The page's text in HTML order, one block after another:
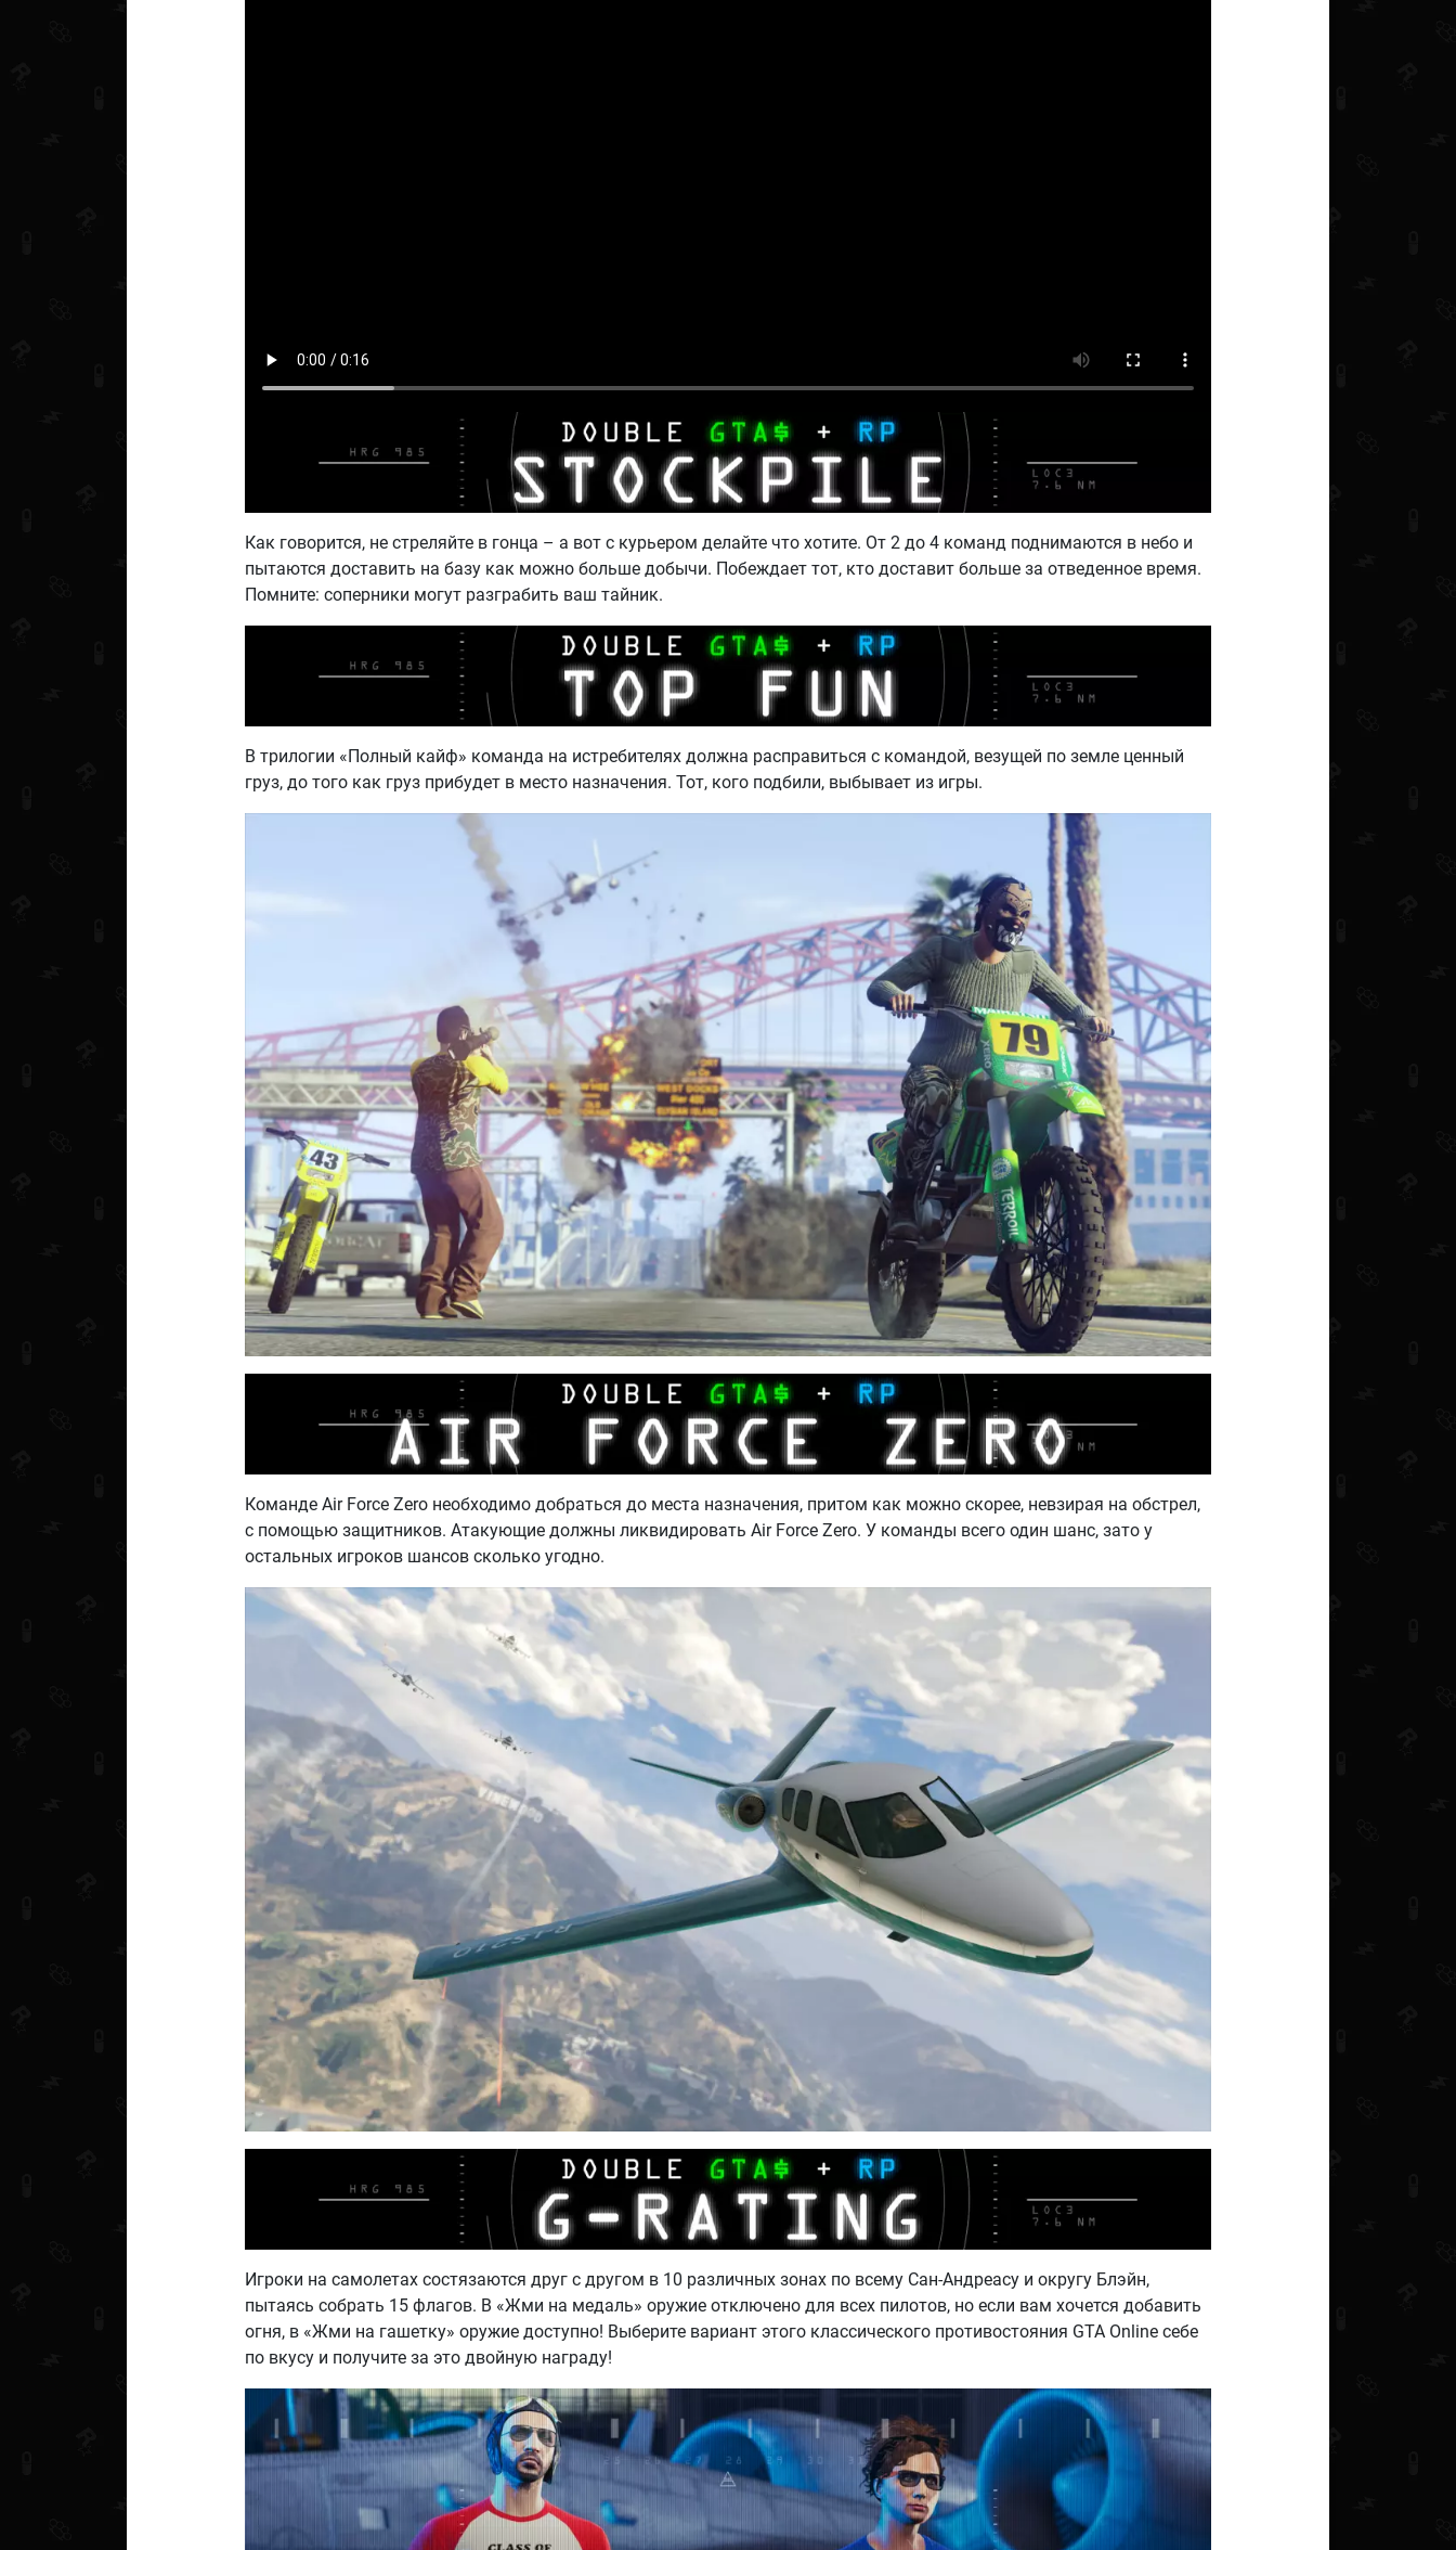
Как говорится, не стреляйте в гонца – а вот с курьером делайте что хотите. От 2 до 4 команд поднимаются в небо и
пытаются доставить на базу как можно больше добычи. Побеждает тот, кто доставит больше за отведенное время.
Помните: соперники могут разграбить ваш тайник.
В трилогии «Полный кайф» команда на истребителях должна расправиться с командой, везущей по земле ценный
груз, до того как груз прибудет в место назначения. Тот, кого подбили, выбывает из игры.
Команде Air Force Zero необходимо добраться до места назначения, притом как можно скорее, невзирая на обстрел,
с помощью защитников. Атакующие должны ликвидировать Air Force Zero. У команды всего один шанс, зато у
остальных игроков шансов сколько угодно.
Игроки на самолетах состязаются друг с другом в 10 различных зонах по всему Сан-Андреасу и округу Блэйн,
пытаясь собрать 15 флагов. В «Жми на медаль» оружие отключено для всех пилотов, но если вам хочется добавить
огня, в «Жми на гашетку» оружие доступно! Выберите вариант этого классического противостояния GTA Online себе
по вкусу и получите за это двойную награду!